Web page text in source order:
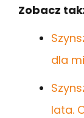
Zobacz
dla
lata.